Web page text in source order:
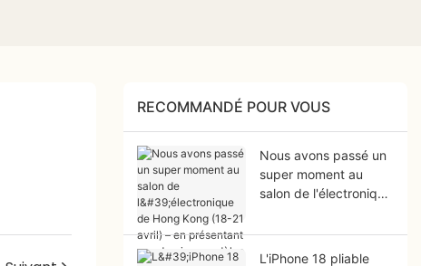
RECOMMANDÉ POUR VOUS
Nous avons passé un
super moment au
salon de l'électronique
avril) – en présentant
nos derniers modèles
L'iPhone 18 pliable